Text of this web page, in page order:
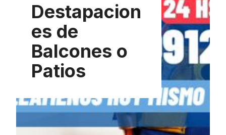
Destapacion
es de
Balcones o
Patios